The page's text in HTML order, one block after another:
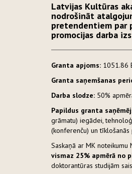
Latvijas Kultūras
nodrošināt
pretendentiem par
promocijas darba
Granta apjoms: 1051.86
Granta saņemšanas
Darba slodze: 50%
Papildus granta
grāmatu) iegādei,
(konferenču) un tīklošanās
Saskaņā ar MK noteikumu
vismaz 25% apmērā no
doktorantūras studijām